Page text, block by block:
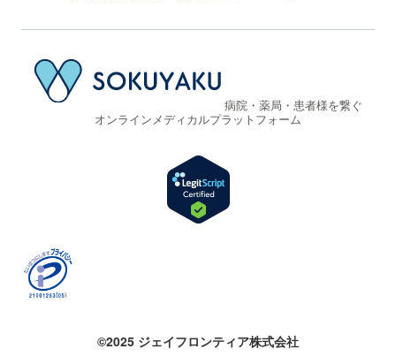
病院・薬局・患者様を繋ぐ
オンラインメディカルプラットフォーム
©2025 ジェイフロンティア株式会社